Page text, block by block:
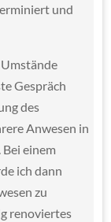
und
Gespräch
des
Anwesen in
einem
ich dann
zu
renoviertes